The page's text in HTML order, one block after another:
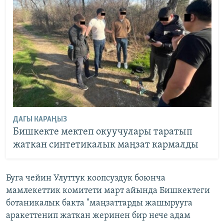
ДАГЫ КАРАҢЫЗ
Бишкекте мектеп окуучулары таратып
жаткан синтетикалык маңзат кармалды
Буга чейин Улуттук коопсуздук боюнча
мамлекеттик комитети март айында Бишкектеги
ботаникалык бакта "маңзаттарды жашырууга
аракеттенип жаткан жеринен бир нече адам